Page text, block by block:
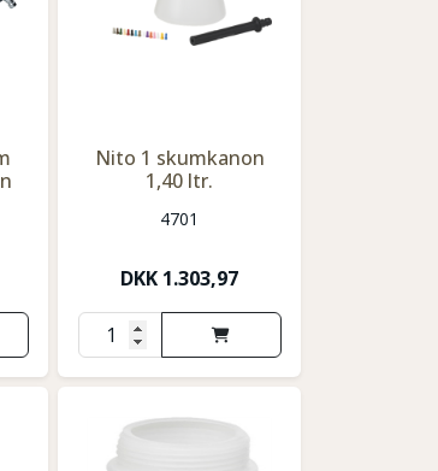
Nito 1 skumkanon
1,40 ltr.
4701
DKK 1.303,97